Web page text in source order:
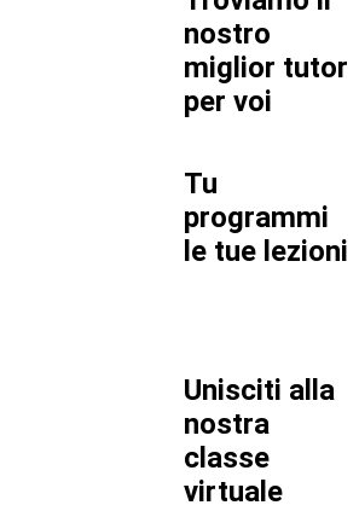
nostro
miglior tutor
per voi
Tu
programmi
le tue lezioni
Unisciti alla
nostra
classe
virtuale